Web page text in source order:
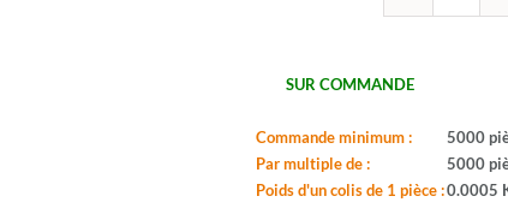
-
Serie:
SUR COMMANDE
Commande minimum :
5000
Par multiple de :
5000
Poids d'un colis de 1 pièce :0.0005